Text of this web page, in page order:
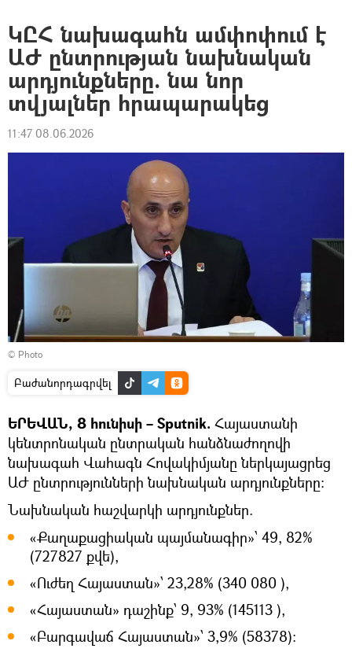
ԿԸՀ նախագահն ամփոփում է
ԱԺ ընտրության նախնական
արդյունքները. նա նոր
տվյալներ հրապարակեց
11:47 08.06.2026
© Photo
Բաժանորդագրվել
ԵՐԵՎԱՆ, 8 հունիսի – Sputnik. Հայաստանի
կենտրոնական ընտրական հանձնաժողովի
նախագահ Վահագն Հովակիմյանը ներկայացրեց
ԱԺ ընտրությունների նախնական արդյունքները։
Նախնական հաշվարկի արդյունքներ.
«Քաղաքացիական պայմանագիր»՝ 49, 82%
(727827 քվե),
«Ուժեղ Հայաստան»՝ 23,28% (340 080 ),
«Հայաստան» դաշինք՝ 9, 93% (145113 ),
«Բարգավաճ Հայաստան»՝ 3,9% (58378)։